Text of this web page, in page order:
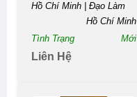
Hồ Chí Minh | Đạo Làm
Hồ Chí Minh
Tình Trạng
Mới
Liên Hệ